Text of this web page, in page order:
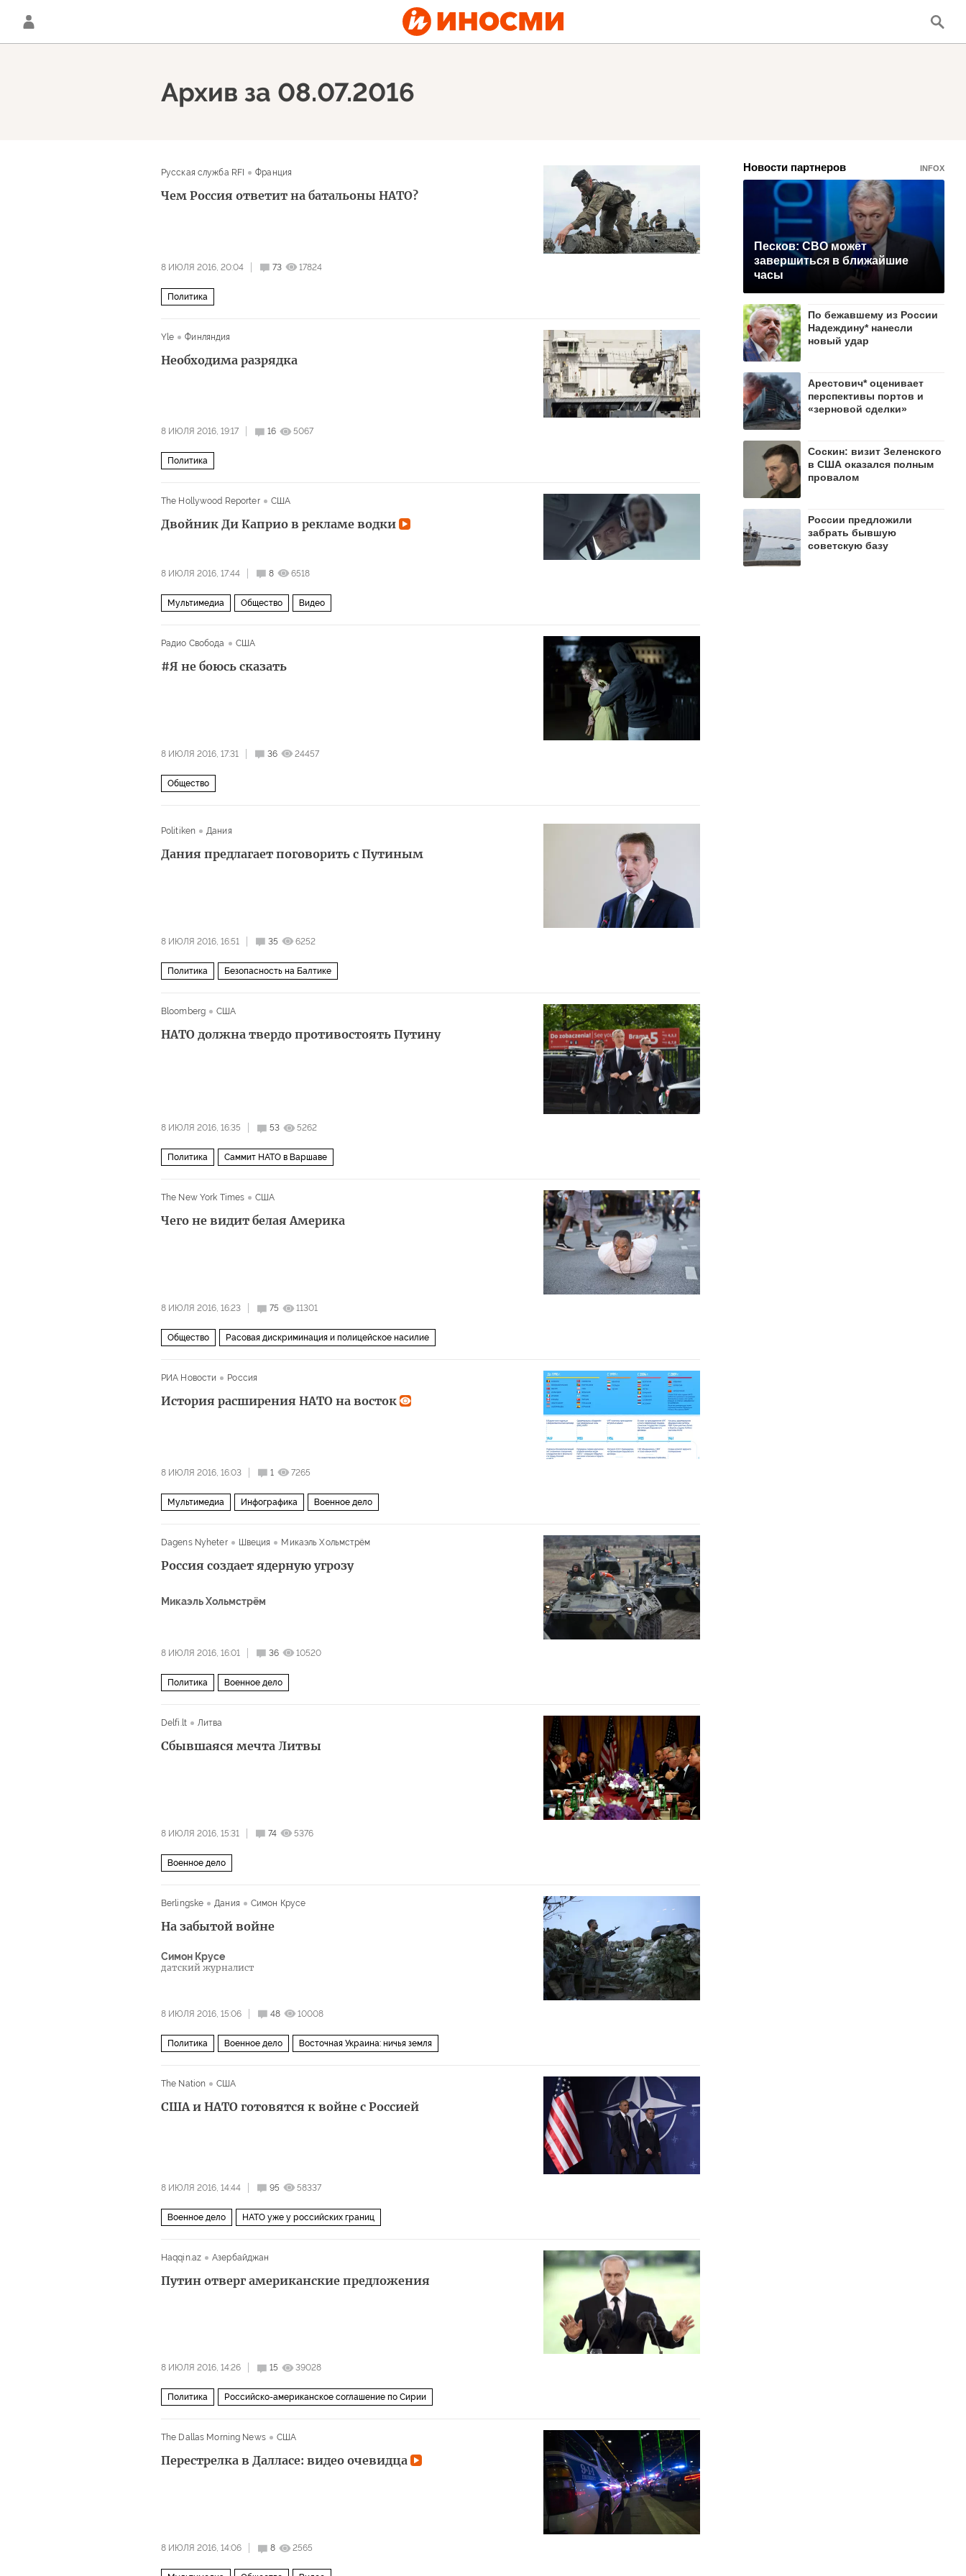
Архив за 08.07.2016
Русская служба RFI Франция
Чем Россия ответит на батальоны НАТО?
8 ИЮЛЯ 2016, 20:04 73 17824
Политика
Yle Финляндия
Необходима разрядка
8 ИЮЛЯ 2016, 19:17 16 5067
Политика
The Hollywood Reporter США
Двойник Ди Каприо в рекламе водки
8 ИЮЛЯ 2016, 17:44 8 6518
Мультимедиа Общество Видео
Радио Свобода США
#Я не боюсь сказать
8 ИЮЛЯ 2016, 17:31 36 24457
Общество
Politiken Дания
Дания предлагает поговорить с Путиным
8 ИЮЛЯ 2016, 16:51 35 6252
Политика Безопасность на Балтике
Bloomberg США
НАТО должна твердо противостоять Путину
8 ИЮЛЯ 2016, 16:35 53 5262
Политика Саммит НАТО в Варшаве
The New York Times США
Чего не видит белая Америка
8 ИЮЛЯ 2016, 16:23 75 11301
Общество Расовая дискриминация и полицейское насилие
РИА Новости Россия
История расширения НАТО на восток
8 ИЮЛЯ 2016, 16:03 1 7265
Мультимедиа Инфографика Военное дело
Dagens Nyheter Швеция Микаэль Хольмстрём
Россия создает ядерную угрозу
Микаэль Хольмстрём
8 ИЮЛЯ 2016, 16:01 36 10520
Политика Военное дело
Delfi.lt Литва
Сбывшаяся мечта Литвы
8 ИЮЛЯ 2016, 15:31 74 5376
Военное дело
Berlingske Дания Симон Крусе
На забытой войне
Симон Крусе
датский журналист
8 ИЮЛЯ 2016, 15:06 48 10008
Политика Военное дело Восточная Украина: ничья земля
The Nation США
США и НАТО готовятся к войне с Россией
8 ИЮЛЯ 2016, 14:44 95 58337
Военное дело НАТО уже у российских границ
Haqqin.az Азербайджан
Путин отверг американские предложения
8 ИЮЛЯ 2016, 14:26 15 39028
Политика Российско-американское соглашение по Сирии
The Dallas Morning News США
Перестрелка в Далласе: видео очевидца
8 ИЮЛЯ 2016, 14:06 8 2565
Новости партнеров INFOX
Песков: СВО может
завершиться в ближайшие
часы
По бежавшему из России
Надеждину* нанесли
новый удар
Арестович* оценивает
перспективы портов и
«зерновой сделки»
Соскин: визит Зеленского
в США оказался полным
провалом
России предложили
забрать бывшую
советскую базу